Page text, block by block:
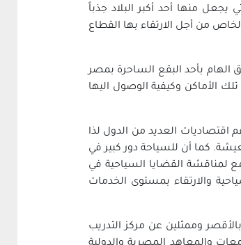
منها أحد أكبر البلاد جذباً
من أجل الارتقاء بها القطاع
الهام بأحد البقع الساحرة بمصر
الأماكن وكيفية الوصول اليها
اقتصاديات العديد من الدول لذا
كما أن للسياحة دور كبير في
لمناقشة القضايا السياحية في
والارتقاء بمستوى الخدمات
وممثلين عن مركز التدريب